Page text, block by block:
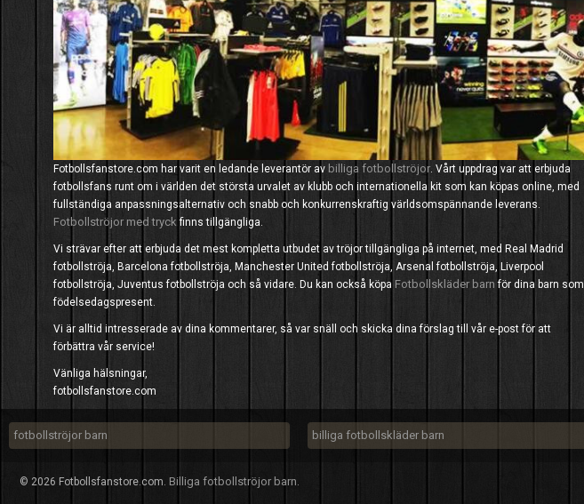
Fotbollsfanstore.com har varit en ledande leverantör av billiga fotbollströjor . Vårt uppdrag var att erbjuda
fotbollsfans runt om i världen det största urvalet av klubb och internationella kit som kan köpas online, med
fullständiga anpassningsalternativ och snabb och konkurrenskraftig världsomspännande leverans.
Fotbollströjor med tryck finns tillgängliga.
Vi strävar efter att erbjuda det mest kompletta utbudet av tröjor tillgängliga på internet, med Real Madrid
fotbollströja, Barcelona fotbollströja, Manchester United fotbollströja, Arsenal fotbollströja, Liverpool
fotbollströja, Juventus fotbollströja och så vidare. Du kan också köpa Fotbollskläder barn för dina barn som
födelsedagspresent.
Vi är alltid intresserade av dina kommentarer, så var snäll och skicka dina förslag till vår e-post för att
förbättra vår service!
Vänliga hälsningar,
fotbollsfanstore.com
fotbollströjor barn billiga fotbollskläder barn
© 2026 Fotbollsfanstore.com. Billiga fotbollströjor barn